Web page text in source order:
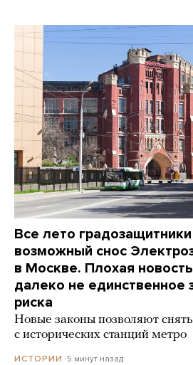
Все лето
возможный снос
в Москве. Плохая
далеко не единственное
риска
Новые законы позволяют
с исторических станций метро
ИСТОРИИ 5 минут назад